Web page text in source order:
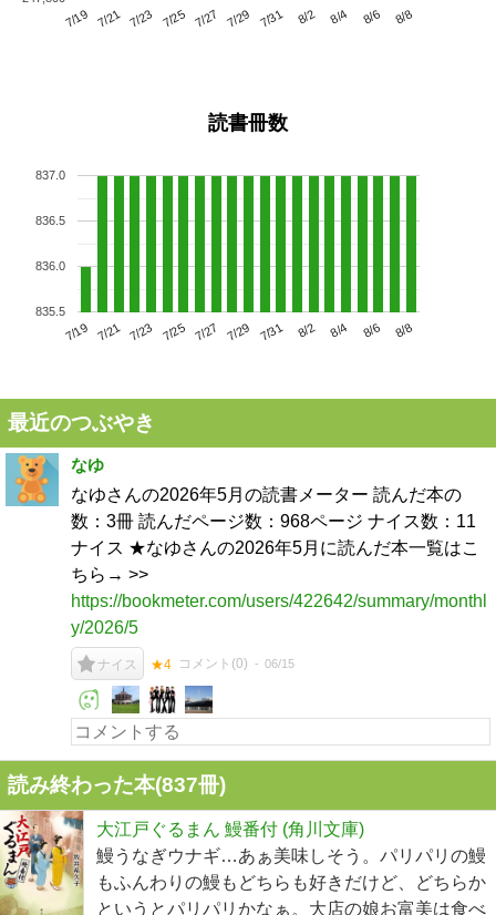
7/19 7/21 7/23 7/25 7/27 7/29 7/31 8/2 8/4 8/6 8/8
読書冊数
7/19 7/21 7/23 7/25 7/27 7/29 7/31 8/2 8/4 8/6 8/8
835.5
836.0
836.5
837.0
最近のつぶやき
なゆ
なゆさんの2026年5月の読書メーター 読んだ本の
数：3冊 読んだページ数：968ページ ナイス数：11
ナイス ★なゆさんの2026年5月に読んだ本一覧はこ
ちら→ >>
https://bookmeter.com/users/422642/summary/monthl
y/2026/5
ナイス ★4 コメント(0) 06/15
読み終わった本(837冊)
大江戸ぐるまん 鰻番付 (角川文庫)
鰻うなぎウナギ…あぁ美味しそう。パリパリの鰻
もふんわりの鰻もどちらも好きだけど、どちらか
というとパリパリかなぁ。大店の娘お富美は食べ